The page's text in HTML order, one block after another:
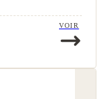
VOIR